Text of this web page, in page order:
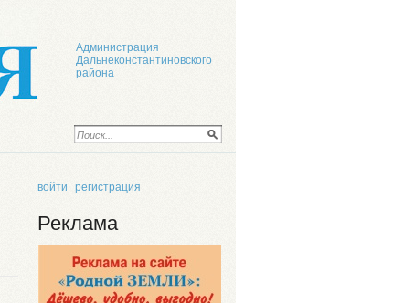
Администрация
Дальнеконстантиновского
района
войти регистрация
Реклама